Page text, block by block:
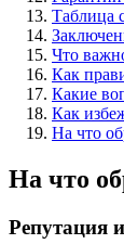
Таблица
Что
Как
Какие
Как
На что
На что
Репутация